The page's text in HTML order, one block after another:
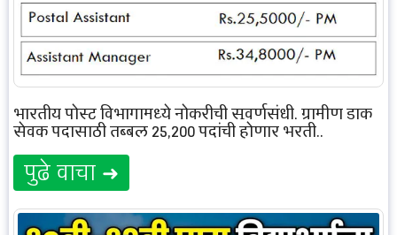
भारतीय पोस्ट विभागामध्ये नोकरीची सुवर्णसंधी, ग्रामीण डाक
सेवक पदासाठी तब्बल 25,200 पदांची होणार भरती..
पुढे वाचा ➜